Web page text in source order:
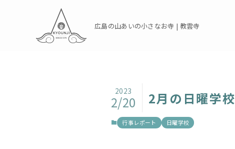
広島の山あいの小さなお寺 | 教雲寺
2月の日曜学校
2023
2/20
行事レポート 日曜学校